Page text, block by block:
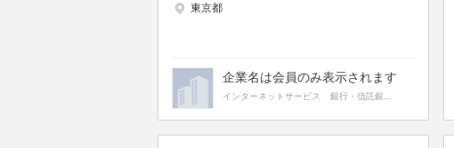
東京都
企業名は会員のみ表示されます
インターネットサービス 銀行・信託銀行